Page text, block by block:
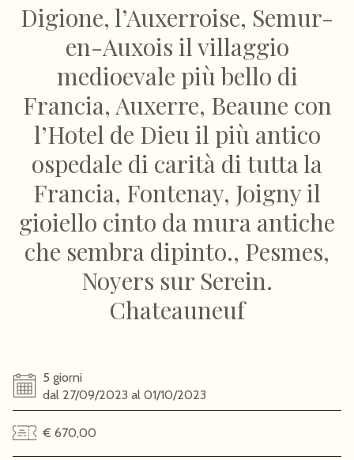
Digione, l’Auxerroise, Semur-
en-Auxois il villaggio
medioevale più bello di
Francia, Auxerre, Beaune con
l’Hotel de Dieu il più antico
ospedale di carità di tutta la
Francia, Fontenay, Joigny il
gioiello cinto da mura antiche
che sembra dipinto., Pesmes,
Noyers sur Serein.
Chateauneuf
5 giorni
dal 27/09/2023 al 01/10/2023
€ 670,00